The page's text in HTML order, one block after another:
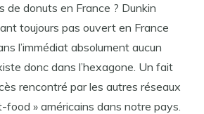
de donuts en France ? Dunkin
toujours pas ouvert en France
l’immédiat absolument aucun
donc dans l’hexagone. Un fait
rencontré par les autres réseaux
food » américains dans notre pays.